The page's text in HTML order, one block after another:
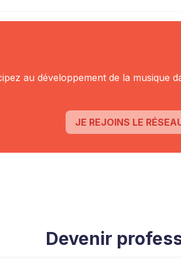
au développement de la musique
JE REJOINS LE
Devenir